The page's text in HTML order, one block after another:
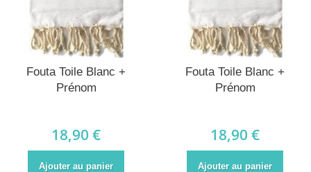
Fouta Toile Blanc +
Prénom
18,90 €
Ajouter au panier
Fouta Toile Blanc +
Prénom
18,90 €
Ajouter au panier